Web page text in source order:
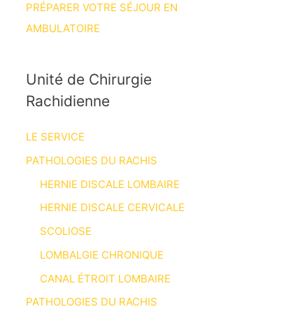
PRÉPARER VOTRE SÉJOUR EN
AMBULATOIRE
Unité de Chirurgie
Rachidienne
LE SERVICE
PATHOLOGIES DU RACHIS
HERNIE DISCALE LOMBAIRE
HERNIE DISCALE CERVICALE
SCOLIOSE
LOMBALGIE CHRONIQUE
CANAL ÉTROIT LOMBAIRE
PATHOLOGIES DU RACHIS